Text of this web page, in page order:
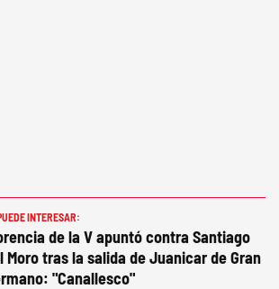
INTERESAR:
de la V apuntó contra Santiago
Moro tras la salida de Juanicar de Gran
"Canallesco"